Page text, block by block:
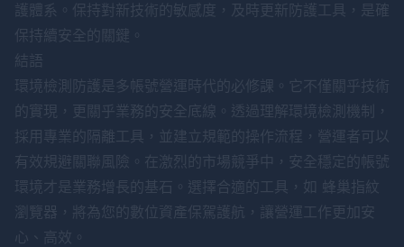
護體系。保持對新技術的敏感度，及時更新防護工具，是確
保持續安全的關鍵。
結語
環境檢測防護是多帳號營運時代的必修課。它不僅關乎技術
的實現，更關乎業務的安全底線。透過理解環境檢測機制，
採用專業的隔離工具，並建立規範的操作流程，營運者可以
有效規避關聯風險。在激烈的市場競爭中，安全穩定的帳號
環境才是業務增長的基石。選擇合適的工具，如 蜂巢指紋
瀏覽器 ，將為您的數位資產保駕護航，讓營運工作更加安
心、高效。